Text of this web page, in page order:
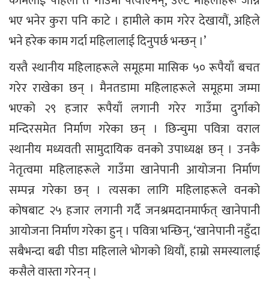
भए भनेर कुरा पनि काटे । हामीले काम गरेर देखायौं, अहिले
भने हरेक काम गर्दा महिलालाई दिनुपर्छ भन्छन् ।’
यस्तै स्थानीय महिलाहरूले समूहमा मासिक ५० रूपैयाँ बचत
गरेर राखेका छन् । मैनतडामा महिलाहरूले समूहमा जम्मा
भएको २९ हजार रूपैयाँ लगानी गरेर गाउँमा दुर्गाको
मन्दिरसमेत निर्माण गरेका छन् । छिन्चुमा पवित्रा वराल
स्थानीय मध्यवती सामुदायिक वनको उपाध्यक्ष छन् । उनकै
नेतृत्वमा महिलाहरूले गाउँमा खानेपानी आयोजना निर्माण
सम्पन्न गरेका छन् । त्यसका लागि महिलाहरूले वनको
कोषबाट २५ हजार लगानी गर्दै जनश्रमदानमार्फत् खानेपानी
आयोजना निर्माण गरेका हुन् । पवित्रा भन्छिन्, ‘खानेपानी नहुँदा
सबैभन्दा बढी पीडा महिलाले भोगको थियौं, हाम्रो समस्यालाई
कसैले वास्ता गरेनन् ।